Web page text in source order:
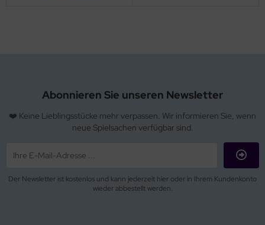
Abonnieren Sie unseren Newsletter
❤️ Keine Lieblingsstücke mehr verpassen. Wir informieren Sie, wenn
neue Spielsachen verfügbar sind.
Der Newsletter ist kostenlos und kann jederzeit hier oder in Ihrem Kundenkonto
wieder abbestellt werden.